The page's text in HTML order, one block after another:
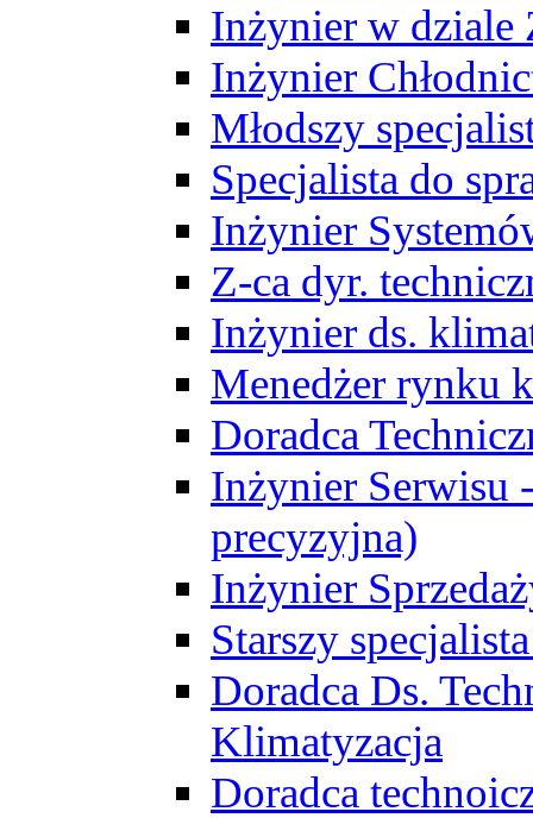
Inżynier w dziale
Inżynier
Młodszy
Specjalista do
Inżynier
Z-ca dyr.
Inżynier ds.
Menedżer rynku
Doradca
Inżynier Serwisu
precyzyjna)
Inżynier
Starszy
Doradca Ds.
Klimatyzacja
Doradca